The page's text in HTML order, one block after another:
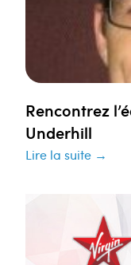
Rencontrez
Underhill
Lire la suite →